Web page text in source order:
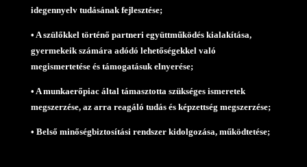
idegennyelv tudásának fejlesztése;
• A szülőkkel történő partneri együttműködés kialakítása,
gyermekeik számára adódó lehetőségekkel való
megismertetése és támogatásuk elnyerése;
• A munkaerőpiac által támasztotta szükséges ismeretek
megszerzése, az arra reagáló tudás és képzettség megszerzése;
• Belső minőségbiztosítási rendszer kidolgozása, működtetése;